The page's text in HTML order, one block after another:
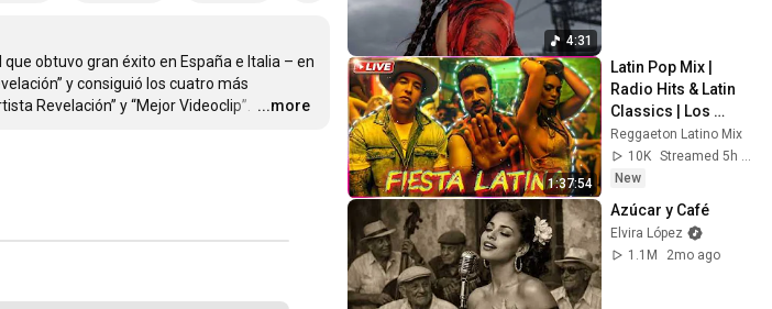
obtuvo gran éxito en España e Italia – en
y consiguió los cuatro más
Revelación” y “Mejor Videoclip”.
…
...more
4:31
1:37:54
Latin Pop Mix |
Radio Hits & Latin
Classics | Los
Exitos Mas Grande |
Greatest Hits | Live
DJ Set
Reggaeton Latino Mix
10K
New
Azúcar y Café
Elvira López
1.1M
2mo ago